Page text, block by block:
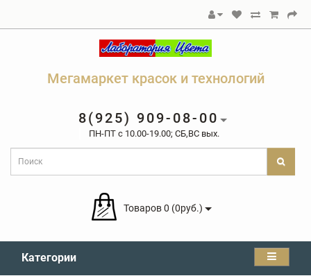
Мегамаркет красок и технологий
8(925) 909-08-00
ПН-ПТ c 10.00-19.00; СБ,ВС вых.
Товаров 0 (0руб.)
Категории